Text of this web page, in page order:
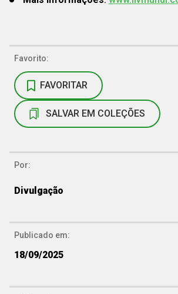
Favorito:
FAVORITAR
SALVAR EM COLEÇÕES
Por:
Divulgação
Publicado em:
18/09/2025